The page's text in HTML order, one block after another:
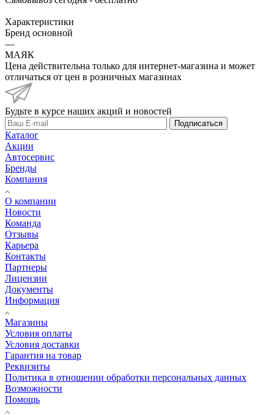
Характеристики
Бренд основной
—
МАЯК
Цена действительна только для интернет-магазина и может
отличаться от цен в розничных магазинах
Будьте в курсе наших акций и новостей
Подписаться
Каталог
Акции
Автосервис
Бренды
Компания
О компании
Новости
Команда
Отзывы
Карьера
Контакты
Партнеры
Лицензии
Документы
Информация
Магазины
Условия оплаты
Условия доставки
Гарантия на товар
Реквизиты
Политика в отношении обработки персональных данных
Возможности
Помощь